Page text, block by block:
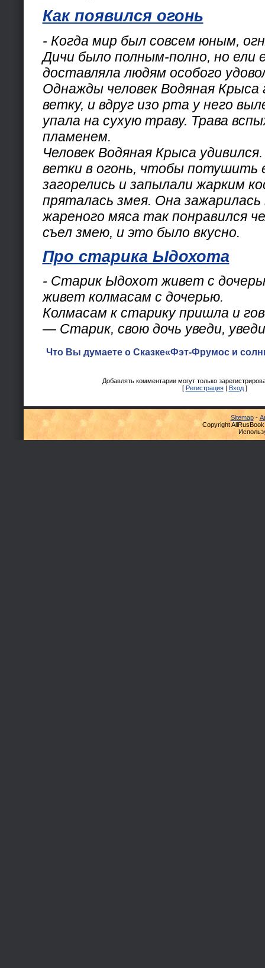
Как появился огонь
- Когда мир был совсем юным,
Дичи было полным-полно, но ели
доставляла людям особого
Однажды человек Водяная Крыса
ветку, и вдруг изо рта у него
упала на сухую траву. Трава
пламенем.
Человек Водяная Крыса
ветки в огонь, чтобы потушить
загорелись и запылали жарким
пряталась змея. Она зажарилась
жареного мяса так понравился
съел змею, и это было вкусно.
Про старика Ыдохота
- Старик Ыдохот живет с
живет колмасам с дочерью.
Колмасам к старику пришла и
— Старик, свою дочь уведи,
Что Вы думаете о Сказке«Фэт-Фрумос и
Добавлять комментарии могут только
[ Регистрация| Вход]
Sitemap-
Copyright